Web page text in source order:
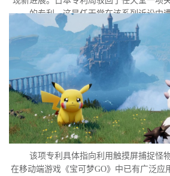
的专利，这是任天堂在该系列诉讼中
该项专利具体指向利用触摸屏捕捉怪
在移动端游戏《宝可梦GO》中已有广泛应